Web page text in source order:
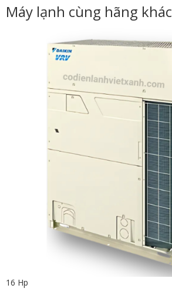
Máy lạnh cùng hãng khác
16 Hp